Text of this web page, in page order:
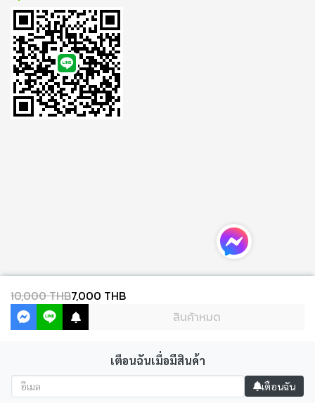
10,000 THB7,000 THB
สินค้าหมด
เตือนฉันเมื่อมีสินค้า
เตือนฉัน
Copyright 2024 | All Rights Reserved | Powered by MWE
Powered By MakeWebEasy